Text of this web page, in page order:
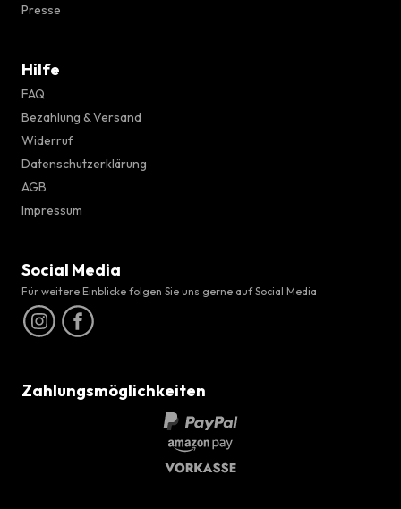
Presse
Hilfe
FAQ
Bezahlung & Versand
Widerruf
Datenschutzerklärung
AGB
Impressum
Social Media
Für weitere Einblicke folgen Sie uns gerne auf Social Media
Zahlungsmöglichkeiten